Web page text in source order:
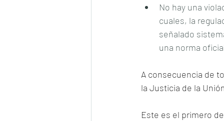
No hay una
cuales, la
señalado
una norma
A consecuencia de
la Justicia de la
Este es el primero